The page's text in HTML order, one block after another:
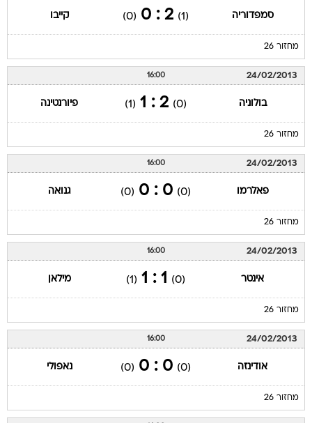
סמפדוריה (1)
2 : 0
(0) קייבו
מחזור 26
24/02/2013
16:00
בולוניה (0)
2 : 1
(1) פיורנטינה
מחזור 26
24/02/2013
16:00
פאלרמו (0)
0 : 0
(0) גנואה
מחזור 26
24/02/2013
16:00
אינטר (0)
1 : 1
(1) מילאן
מחזור 26
24/02/2013
16:00
אודינזה (0)
0 : 0
(0) נאפולי
מחזור 26